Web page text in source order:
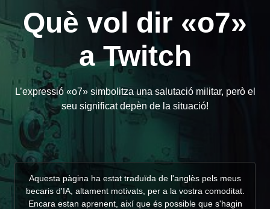
Què vol dir «o7»
a Twitch
L’expressió «o7» simbolitza una salutació militar, però el
seu significat depèn de la situació!
Aquesta pàgina ha estat traduïda de l'anglès pels meus
becaris d'IA, altament motivats, per a la vostra comoditat.
Encara estan aprenent, així que és possible que s'hagin